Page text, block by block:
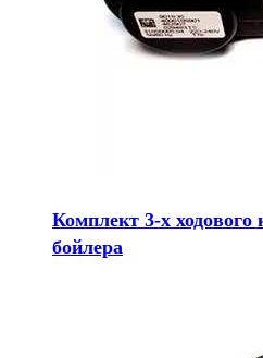
Комплект 3-х ходового
бойлера